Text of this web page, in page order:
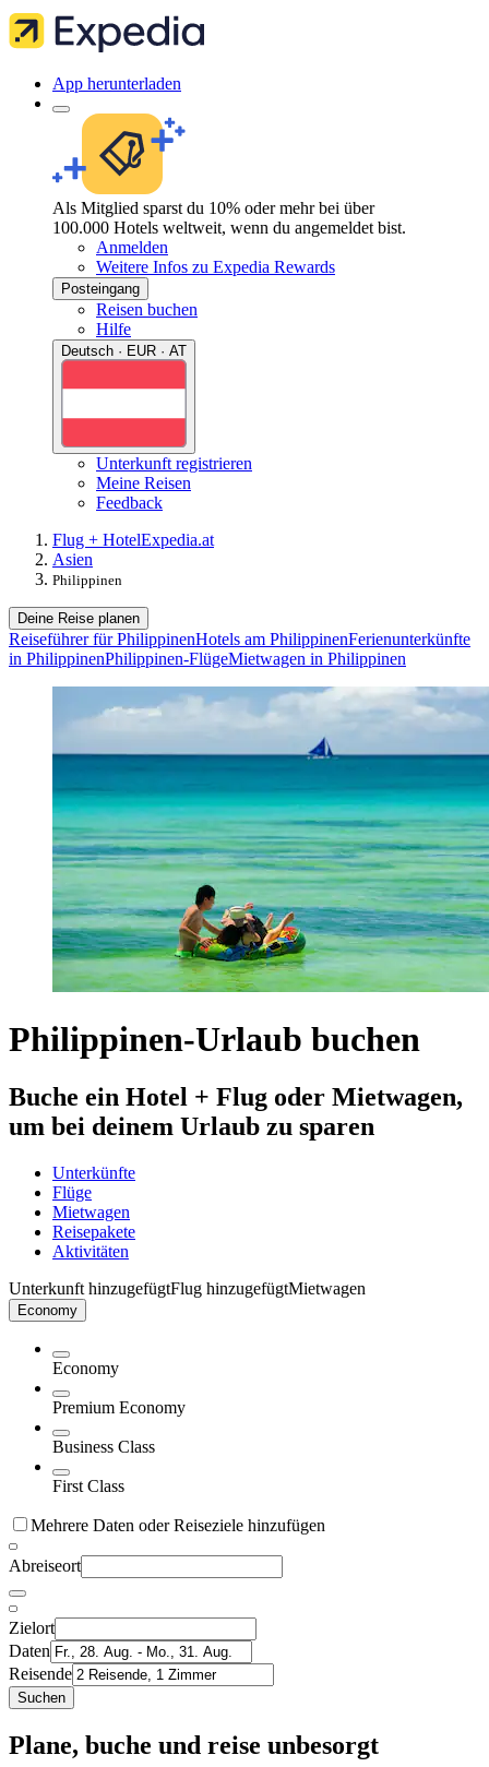
App herunterladen
Als Mitglied sparst du 10% oder mehr bei über
100.000 Hotels weltweit, wenn du angemeldet bist.
Anmelden
Weitere Infos zu Expedia Rewards
Posteingang
Reisen buchen
Hilfe
Deutsch · EUR · AT
Unterkunft registrieren
Meine Reisen
Feedback
Flug + HotelExpedia.at
Asien
Philippinen
Deine Reise planen
Reiseführer für PhilippinenHotels am PhilippinenFerienunterkünfte
in PhilippinenPhilippinen-FlügeMietwagen in Philippinen
Philippinen-Urlaub buchen
Buche ein Hotel + Flug oder Mietwagen,
um bei deinem Urlaub zu sparen
Unterkünfte
Flüge
Mietwagen
Reisepakete
Aktivitäten
Unterkunft hinzugefügtFlug hinzugefügtMietwagen
Economy
Economy
Premium Economy
Business Class
First Class
Mehrere Daten oder Reiseziele hinzufügen
Abreiseort
Zielort
Daten
Reisende
Suchen
Plane, buche und reise unbesorgt